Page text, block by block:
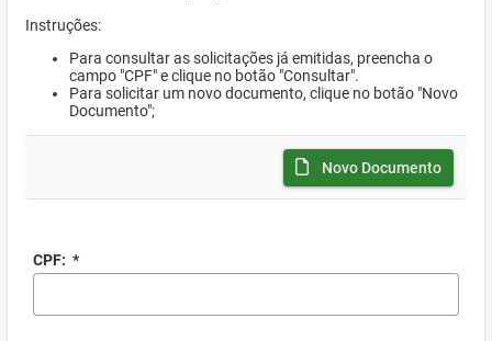
Instruções:
Para consultar as solicitações já emitidas, preencha o
campo "CPF" e clique no botão "Consultar".
Para solicitar um novo documento, clique no botão "Novo
Documento";
Novo Documento
CPF: *